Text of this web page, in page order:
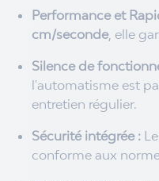
Performance et
cm/seconde, elle
Silence de
l'automatisme est
entretien régulier.
Sécurité intégrée :
conforme aux